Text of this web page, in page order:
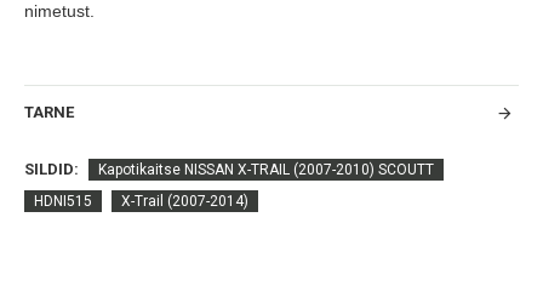
nimetust.
TARNE
SILDID:
Kapotikaitse NISSAN X-TRAIL (2007-2010) SCOUTT
HDNI515
X-Trail (2007-2014)